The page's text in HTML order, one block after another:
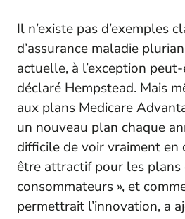
Il n’existe pas d’exemples
d’assurance maladie
actuelle, à l’exception
déclaré Hempstead. Mais
aux plans Medicare
un nouveau plan chaque
difficile de voir vraiment en
être attractif pour les plans
consommateurs », et
permettrait l’innovation, a